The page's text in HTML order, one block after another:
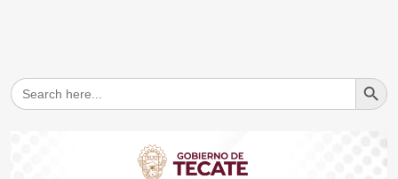
Search
for:
Search